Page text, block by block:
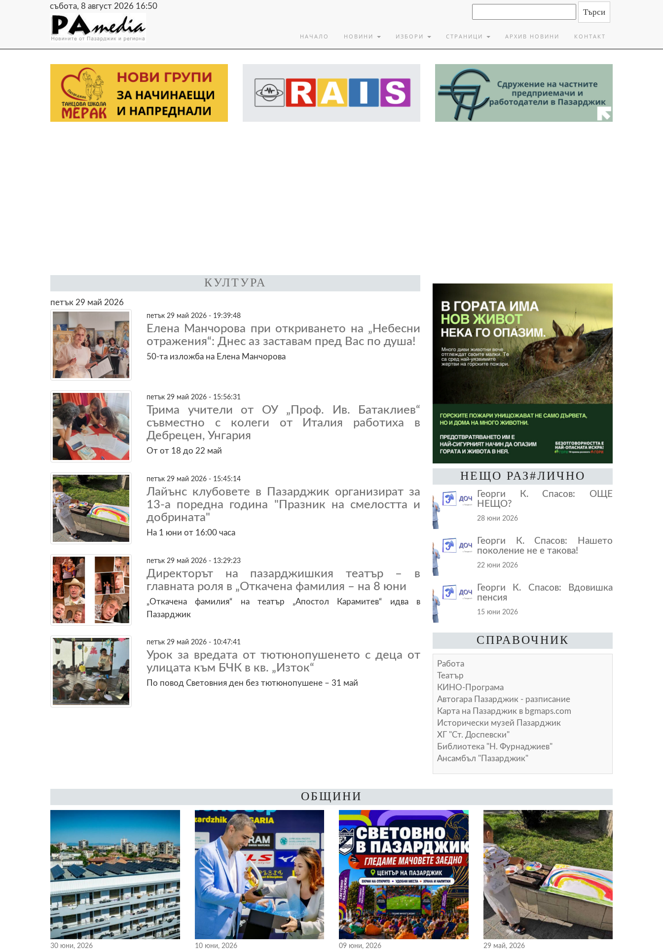
събота, 8 август 2026 16:50
НАЧАЛО НОВИНИ ИЗБОРИ СТРАНИЦИ АРХИВ НОВИНИ КОНТАКТ
КУЛТУРА
петък 29 май 2026
петък 29 май 2026 - 19:39:48
Елена Манчорова при откриването на „Небесни
отражения“: Днес аз заставам пред Вас по душа!
50-та изложба на Елена Манчорова
петък 29 май 2026 - 15:56:31
Трима учители от ОУ „Проф. Ив. Батаклиев“
съвместно с колеги от Италия работиха в
Дебрецен, Унгария
От от 18 до 22 май
петък 29 май 2026 - 15:45:14
Лайънс клубовете в Пазарджик организират за
13-а поредна година "Празник на смелостта и
добрината"
На 1 юни от 16:00 часа
петък 29 май 2026 - 13:29:23
Директорът на пазарджишкия театър – в
главната роля в „Откачена фамилия – на 8 юни
„Откачена фамилия“ на театър „Апостол Карамитев“ идва в
Пазарджик
петък 29 май 2026 - 10:47:41
Урок за вредата от тютюнопушенето с деца от
улицата към БЧК в кв. „Изток“
По повод Световния ден без тютюнопушене – 31 май
НЕЩО РАЗ#ЛИЧНО
Георги К. Спасов: ОЩЕ
НЕЩО?
28 юни 2026
Георги К. Спасов: Нашето
поколение не е такова!
22 юни 2026
Георги К. Спасов: Вдовишка
пенсия
15 юни 2026
СПРАВОЧНИК
Работа
Театър
КИНО-Програма
Автогара Пазарджик - разписание
Карта на Пазарджик в bgmaps.com
Исторически музей Пазарджик
ХГ "Ст. Доспевски"
Библиотека "Н. Фурнаджиев"
Ансамбъл "Пазарджик"
ОБЩИНИ
30 юни, 2026 10 юни, 2026 09 юни, 2026 29 май, 2026